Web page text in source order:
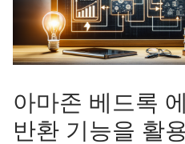
아마존 베드록
반환 기능을 활